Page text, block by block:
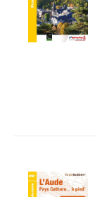
/
DÉTAILS
AJOUTER